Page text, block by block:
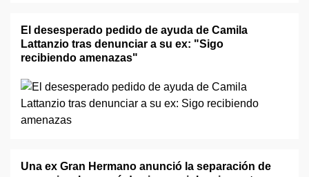
El desesperado pedido de ayuda de Camila
Lattanzio tras denunciar a su ex: "Sigo
recibiendo amenazas"
Una ex Gran Hermano anunció la separación de